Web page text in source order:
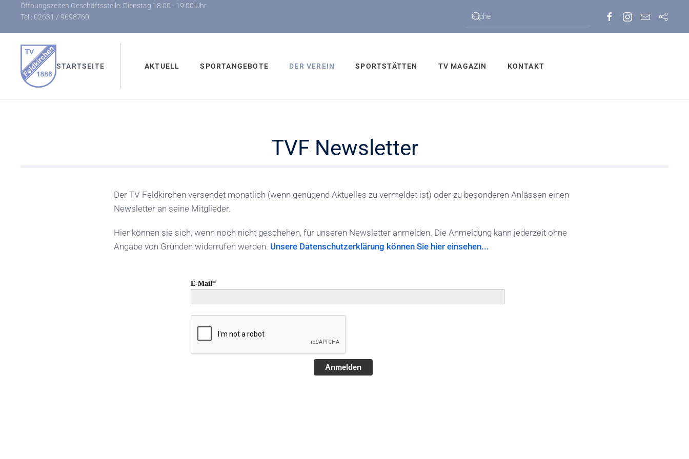
Öffnungszeiten Geschäftsstelle: Dienstag 18:00 - 19:00 Uhr
Tel.: 02631 / 9698760
STARTSEITE AKTUELL SPORTANGEBOTE DER VEREIN SPORTSTÄTTEN TV MAGAZIN KONTAKT
TVF Newsletter
Der TV Feldkirchen versendet monatlich (wenn genügend Aktuelles zu vermeldet ist) oder zu besonderen Anlässen einen
Newsletter an seine Mitglieder.
Hier können sie sich, wenn noch nicht geschehen, für unseren Newsletter anmelden. Die Anmeldung kann jederzeit ohne
Angabe von Gründen widerrufen werden. Unsere Datenschutzerklärung können Sie hier einsehen...
E-Mail*
Anmelden